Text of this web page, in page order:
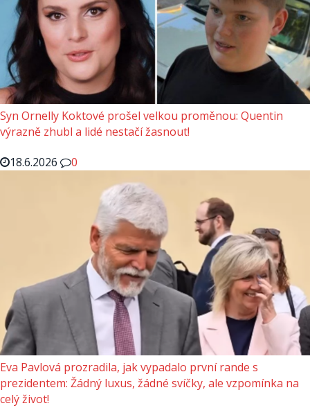
Syn Ornelly Koktové prošel velkou proměnou: Quentin
výrazně zhubl a lidé nestačí žasnout!
18.6.2026
0
Eva Pavlová prozradila, jak vypadalo první rande s
prezidentem: Žádný luxus, žádné svíčky, ale vzpomínka na
celý život!